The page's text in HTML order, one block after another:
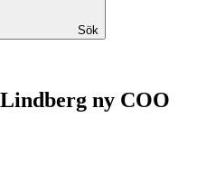
Sök
ny COO